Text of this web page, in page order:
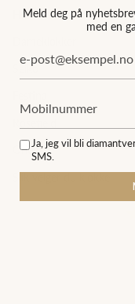
Meld deg på
med en
Ja, jeg vil bli
SMS.
Herreklokker
Seiko
Orient